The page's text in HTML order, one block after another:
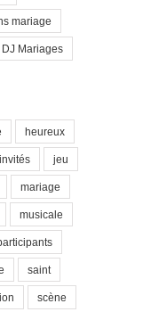
mariage
DJ Mariages
heureux
invités jeu
mariage
musicale
saint
scène